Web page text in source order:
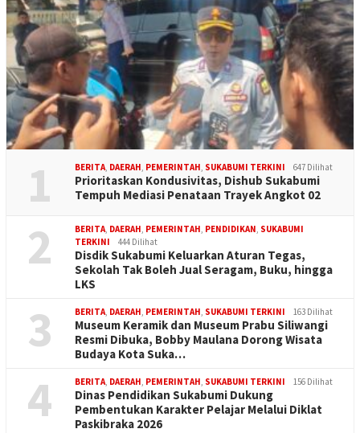
1 BERITA, DAERAH, PEMERINTAH, SUKABUMI TERKINI 647 Dilihat
Prioritaskan Kondusivitas, Dishub Sukabumi
Tempuh Mediasi Penataan Trayek Angkot 02
2 BERITA, DAERAH, PEMERINTAH, PENDIDIKAN, SUKABUMI
TERKINI
444 Dilihat
Disdik Sukabumi Keluarkan Aturan Tegas,
Sekolah Tak Boleh Jual Seragam, Buku, hingga
LKS
3 BERITA, DAERAH, PEMERINTAH, SUKABUMI TERKINI 163 Dilihat
Museum Keramik dan Museum Prabu Siliwangi
Resmi Dibuka, Bobby Maulana Dorong Wisata
Budaya Kota Suka…
4 BERITA, DAERAH, PEMERINTAH, SUKABUMI TERKINI 156 Dilihat
Dinas Pendidikan Sukabumi Dukung
Pembentukan Karakter Pelajar Melalui Diklat
Paskibraka 2026